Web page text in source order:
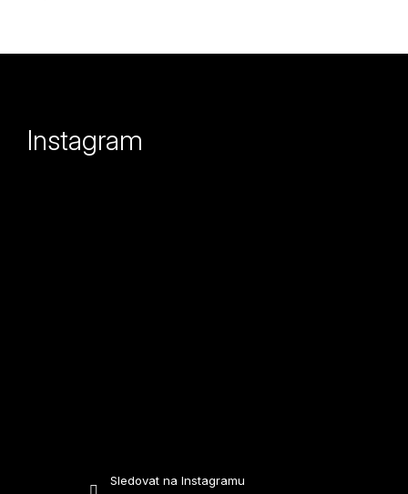
Instagram
Sledovat na Instagramu